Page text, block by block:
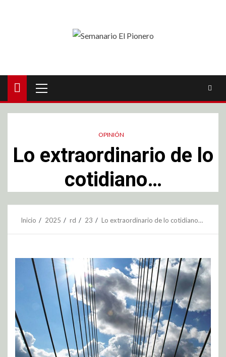
OPINIÓN
Lo extraordinario de lo
cotidiano…
Inicio 2025 rd 23 Lo extraordinario de lo cotidiano…